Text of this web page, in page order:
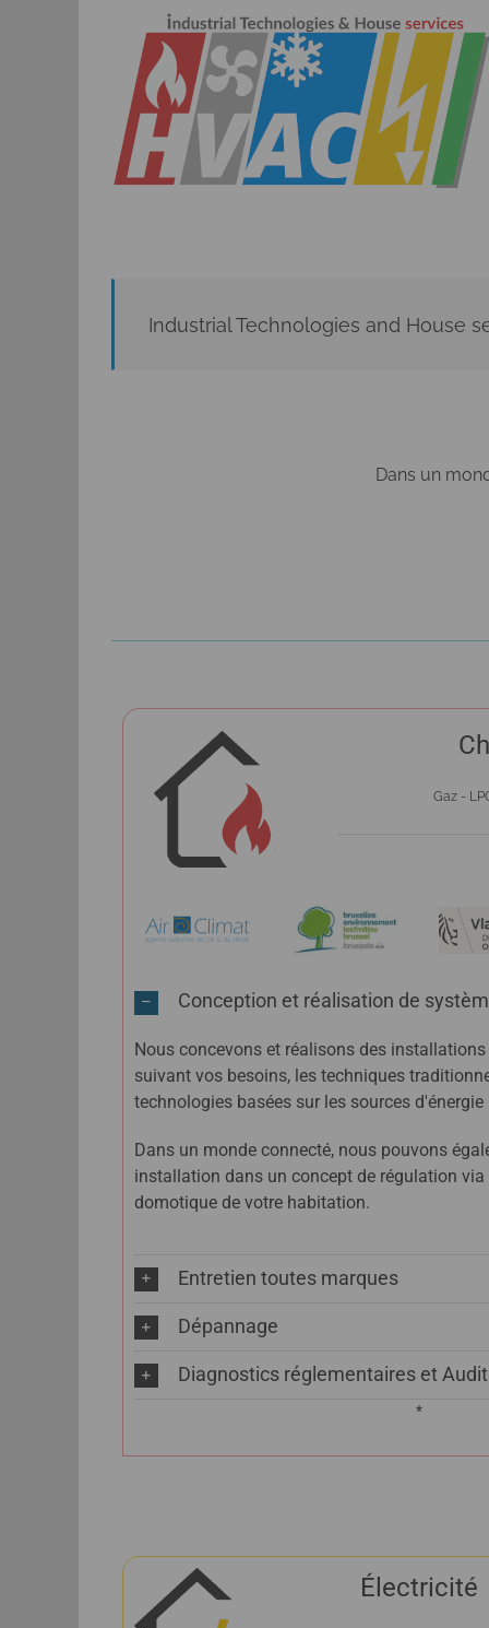
Industrial Technologies and House
Dans un
Gaz -
Conception et réalisation de
Nous concevons et réalisons des
suivant vos besoins, les techniques
technologies basées sur les sources
Dans un monde connecté, nous pouvons
installation dans un concept de régulation
domotique de votre habitation.
Entretien toutes marques
Dépannage
Diagnostics réglementaires et
*
Électricité